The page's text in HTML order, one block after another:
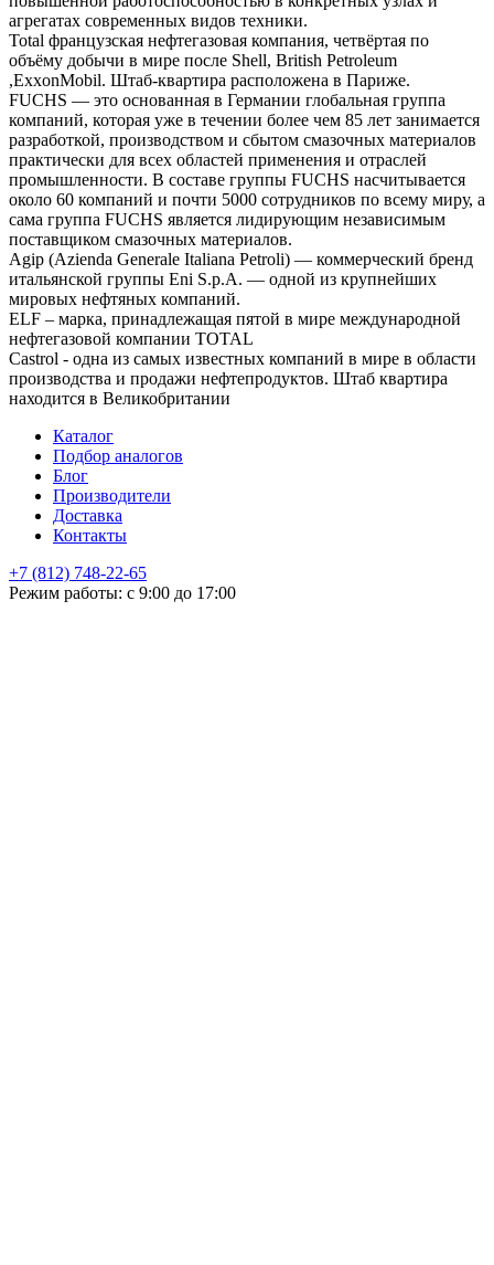
агрегатах современных видов техники.
Total французская нефтегазовая компания, четвёртая по
объёму добычи в мире после Shell, British Petroleum
,ExxonMobil. Штаб-квартира расположена в Париже.
FUCHS — это основанная в Германии глобальная группа
компаний, которая уже в течении более чем 85 лет занимается
разработкой, производством и сбытом смазочных материалов
практически для всех областей применения и отраслей
промышленности. В составе группы FUCHS насчитывается
около 60 компаний и почти 5000 сотрудников по всему миру, а
сама группа FUCHS является лидирующим независимым
поставщиком смазочных материалов.
Agip (Azienda Generale Italiana Petroli) — коммерческий бренд
итальянской группы Eni S.p.A. — одной из крупнейших
мировых нефтяных компаний.
ELF – марка, принадлежащая пятой в мире международной
нефтегазовой компании TOTAL
Castrol - одна из самых известных компаний в мире в области
производства и продажи нефтепродуктов. Штаб квартира
находится в Великобритании
Каталог
Подбор аналогов
Блог
Производители
Доставка
Контакты
+7 (812) 748-22-65
Режим работы: с 9:00 до 17:00
НЕ НАШЛИ ЧТО ИСКАЛИ